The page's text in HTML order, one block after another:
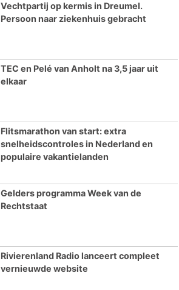
Vechtpartij op kermis in Dreumel.
Persoon naar ziekenhuis gebracht
TEC en Pelé van Anholt na 3,5 jaar uit
elkaar
Flitsmarathon van start: extra
snelheidscontroles in Nederland en
populaire vakantielanden
Gelders programma Week van de
Rechtstaat
Rivierenland Radio lanceert compleet
vernieuwde website